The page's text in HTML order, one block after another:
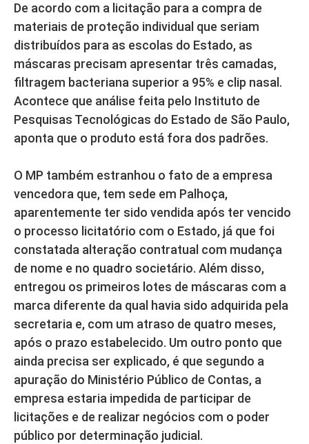
De acordo com a licitação para a compra de
materiais de proteção individual que seriam
distribuídos para as escolas do Estado, as
máscaras precisam apresentar três camadas,
filtragem bacteriana superior a 95% e clip nasal.
Acontece que análise feita pelo Instituto de
Pesquisas Tecnológicas do Estado de São Paulo,
aponta que o produto está fora dos padrões.
O MP também estranhou o fato de a empresa
vencedora que, tem sede em Palhoça,
aparentemente ter sido vendida após ter vencido
o processo licitatório com o Estado, já que foi
constatada alteração contratual com mudança
de nome e no quadro societário. Além disso,
entregou os primeiros lotes de máscaras com a
marca diferente da qual havia sido adquirida pela
secretaria e, com um atraso de quatro meses,
após o prazo estabelecido. Um outro ponto que
ainda precisa ser explicado, é que segundo a
apuração do Ministério Público de Contas, a
empresa estaria impedida de participar de
licitações e de realizar negócios com o poder
público por determinação judicial.